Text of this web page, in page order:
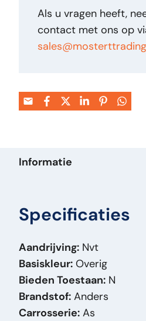
Als u vragen heeft,
contact met ons op
Informatie
Specificaties
Aandrijving: Nvt
Basiskleur: Overig
Bieden Toestaan: N
Brandstof: Anders
Carrosserie: As